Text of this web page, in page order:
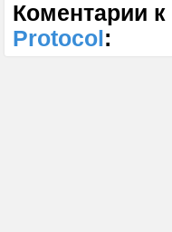
Коментарии к
Protocol :